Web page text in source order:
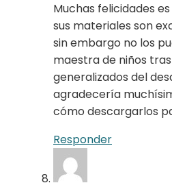
Muchas felicidades
sus materiales son
sin embargo no los
maestra de niños
generalizados del
agradecería
cómo descargarlos
Responder